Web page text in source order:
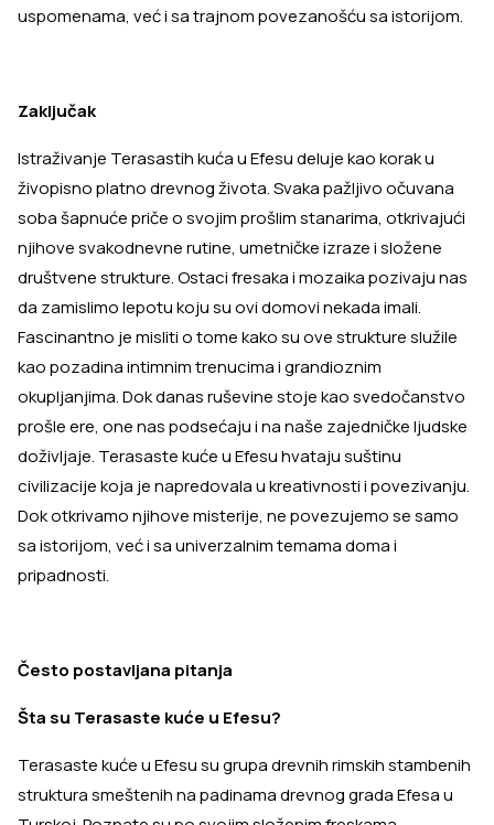
uspomenama, već i sa trajnom povezanošću sa istorijom.
Zaključak
Istraživanje Terasastih kuća u Efesu deluje kao korak u
živopisno platno drevnog života. Svaka pažljivo očuvana
soba šapnuće priče o svojim prošlim stanarima, otkrivajući
njihove svakodnevne rutine, umetničke izraze i složene
društvene strukture. Ostaci fresaka i mozaika pozivaju nas
da zamislimo lepotu koju su ovi domovi nekada imali.
Fascinantno je misliti o tome kako su ove strukture služile
kao pozadina intimnim trenucima i grandioznim
okupljanjima. Dok danas ruševine stoje kao svedočanstvo
prošle ere, one nas podsećaju i na naše zajedničke ljudske
doživljaje. Terasaste kuće u Efesu hvataju suštinu
civilizacije koja je napredovala u kreativnosti i povezivanju.
Dok otkrivamo njihove misterije, ne povezujemo se samo
sa istorijom, već i sa univerzalnim temama doma i
pripadnosti.
Često postavljana pitanja
Šta su Terasaste kuće u Efesu?
Terasaste kuće u Efesu su grupa drevnih rimskih stambenih
struktura smeštenih na padinama drevnog grada Efesa u